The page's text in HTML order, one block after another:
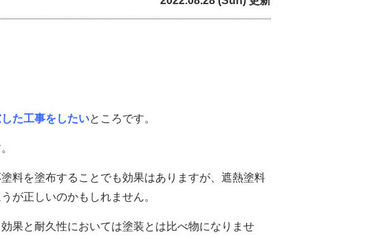
た工事をしたいところです。
料を塗布することでも効果はありますが、遮熱塗料
が正しいのかもしれません。
果と耐久性においては塗装とは比べ物になりませ